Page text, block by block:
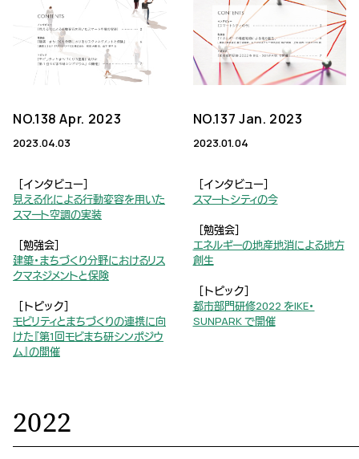
NO.138 Apr. 2023
2023.04.03
［インタビュー］
見える化による行動変容を用いた
スマート空調の実装
［勉強会］
建築・まちづくり分野におけるリス
クマネジメントと保険
［トピック］
モビリティとまちづくりの連携に向
けた『第1回モビまち研シンポジウ
ム』の開催
NO.137 Jan. 2023
2023.01.04
［インタビュー］
スマートシティの今
［勉強会］
エネルギーの地産地消による地方
創生
［トピック］
都市部門研修2022 をIKE・
SUNPARK で開催
2022